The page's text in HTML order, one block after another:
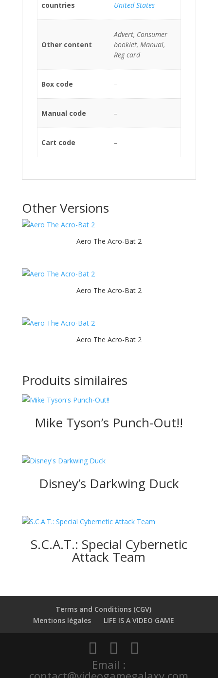
countries
United States
Other content
Advert, Consumer
booklet, Manual,
Reg card
Box code –
Manual code –
Cart code –
Other Versions
Aero The Acro-Bat 2
Aero The Acro-Bat 2
Aero The Acro-Bat 2
Produits similaires
Mike Tyson’s Punch-Out!!
Disney’s Darkwing Duck
S.C.A.T.: Special Cybernetic
Attack Team
Terms and Conditions (CGV)
Mentions légales
LIFE IS A VIDEO GAME
Email :